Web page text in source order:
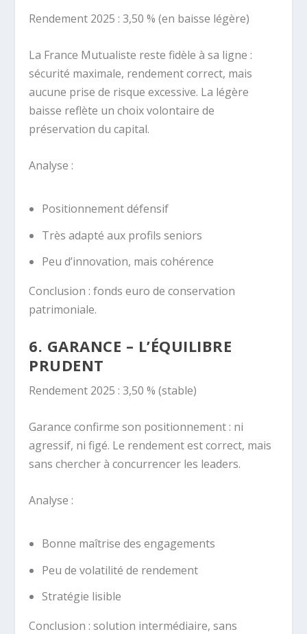
Rendement 2025 : 3,50 % (en baisse légère)
La France Mutualiste reste fidèle à sa ligne :
sécurité maximale, rendement correct, mais
aucune prise de risque excessive. La légère
baisse reflète un choix volontaire de
préservation du capital.
Analyse :
Positionnement défensif
Très adapté aux profils seniors
Peu d’innovation, mais cohérence
Conclusion : fonds euro de conservation
patrimoniale.
6. GARANCE – L’ÉQUILIBRE
PRUDENT
Rendement 2025 : 3,50 % (stable)
Garance confirme son positionnement : ni
agressif, ni figé. Le rendement est correct, mais
sans chercher à concurrencer les leaders.
Analyse :
Bonne maîtrise des engagements
Peu de volatilité de rendement
Stratégie lisible
Conclusion : solution intermédiaire, sans